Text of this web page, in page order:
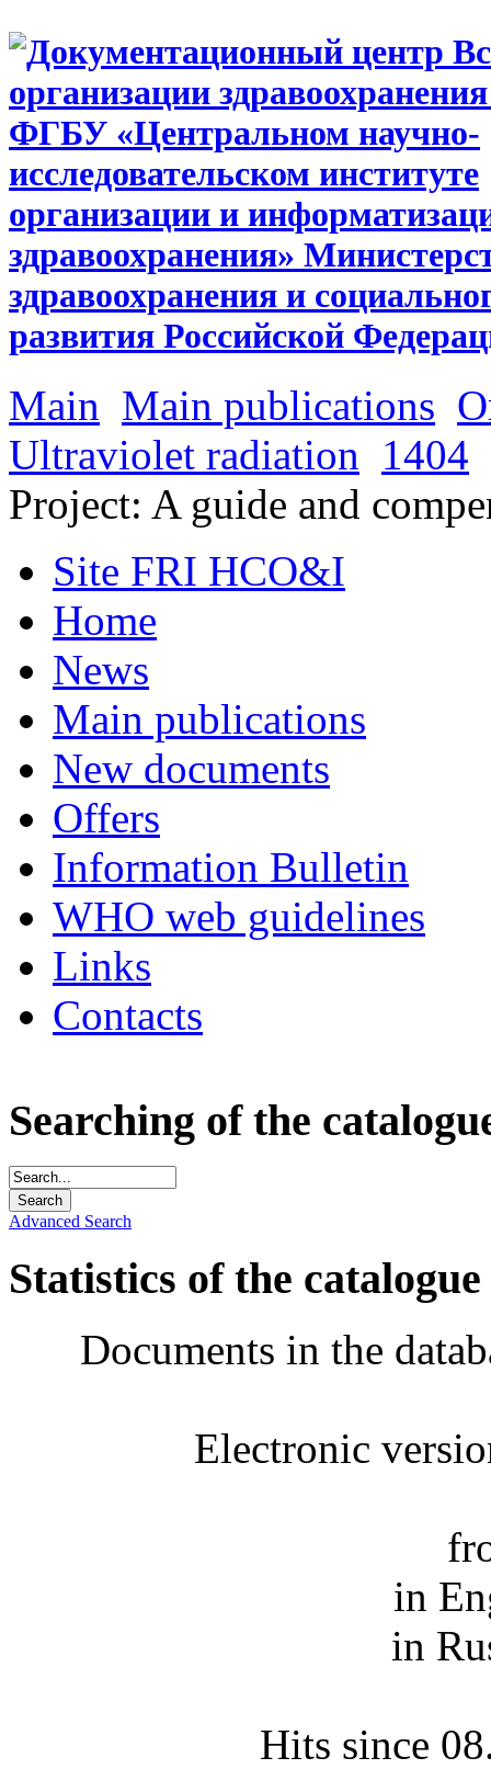
Main Main publications
Ultraviolet radiation 1404
Project: A guide and
Site FRI HCO&I
Home
News
Main publications
New documents
Offers
Information Bulletin
WHO web guidelines
Links
Contacts
Searching of the
Advanced Search
Statistics of the catalogue
Documents in the
Electronic
in
in
Hits since